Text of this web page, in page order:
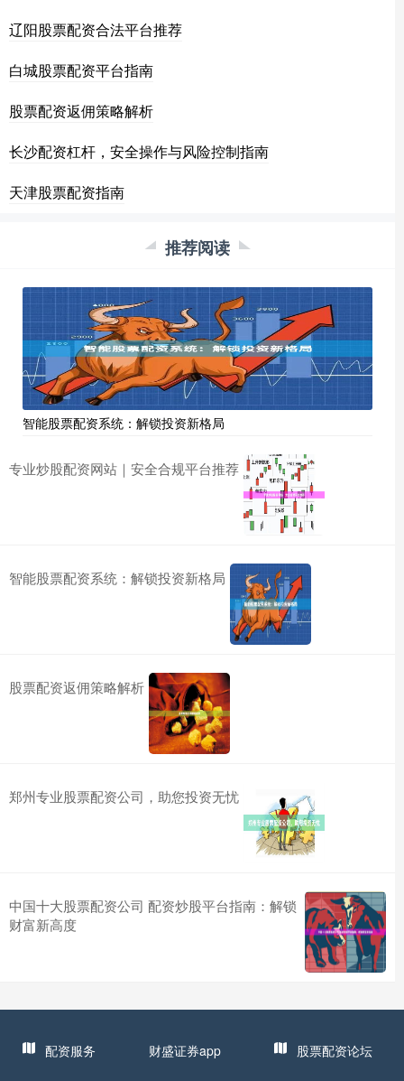
辽阳股票配资合法平台推荐
白城股票配资平台指南
股票配资返佣策略解析
长沙配资杠杆，安全操作与风险控制指南
天津股票配资指南
推荐阅读
智能股票配资系统：解锁投资新格局
专业炒股配资网站｜安全合规平台推荐
智能股票配资系统：解锁投资新格局
股票配资返佣策略解析
郑州专业股票配资公司，助您投资无忧
中国十大股票配资公司 配资炒股平台指南：解锁
财富新高度
配资服务 财盛证券app 股票配资论坛